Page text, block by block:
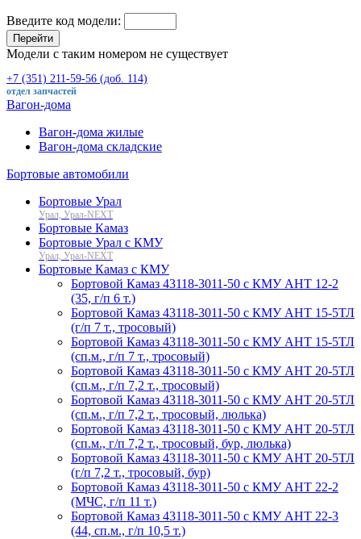
Введите код модели:
Перейти
Модели с таким номером не существует
+7 (351) 211-59-56 (доб. 114)
отдел запчастей
Вагон-дома
Вагон-дома жилые
Вагон-дома складские
Бортовые автомобили
Бортовые Урал
Урал, Урал-NEXT
Бортовые Камаз
Бортовые Урал с КМУ
Урал, Урал-NEXT
Бортовые Камаз с КМУ
Бортовой Камаз 43118-3011-50 с КМУ АНТ 12-2
(35, г/п 6 т.)
Бортовой Камаз 43118-3011-50 с КМУ АНТ 15-5ТЛ
(г/п 7 т., тросовый)
Бортовой Камаз 43118-3011-50 с КМУ АНТ 15-5ТЛ
(сп.м., г/п 7 т., тросовый)
Бортовой Камаз 43118-3011-50 с КМУ АНТ 20-5ТЛ
(сп.м., г/п 7,2 т., тросовый)
Бортовой Камаз 43118-3011-50 с КМУ АНТ 20-5ТЛ
(сп.м., г/п 7,2 т., тросовый, люлька)
Бортовой Камаз 43118-3011-50 с КМУ АНТ 20-5ТЛ
(сп.м., г/п 7,2 т., тросовый, бур, люлька)
Бортовой Камаз 43118-3011-50 с КМУ АНТ 20-5ТЛ
(г/п 7,2 т., тросовый, бур)
Бортовой Камаз 43118-3011-50 с КМУ АНТ 22-2
(МЧС, г/п 11 т.)
Бортовой Камаз 43118-3011-50 с КМУ АНТ 22-3
(44, сп.м., г/п 10,5 т.)